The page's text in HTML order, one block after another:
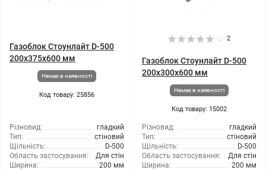
Газоблок Стоунлайт D-500
200x375x600 мм
Немає в наявності
Код товару: 25856
Різновид:
гладкий
Тип:
стіновий
Щільність:
D-500
Область застосування:
Для стін
Ширина:
200 мм
2
Газоблок Стоунлайт D-500
200x300x600 мм
Немає в наявності
Код товару: 15002
Різновид:
гладкий
Тип:
стіновий
Щільність:
D-500
Область застосування:
Для стін
Ширина:
200 мм